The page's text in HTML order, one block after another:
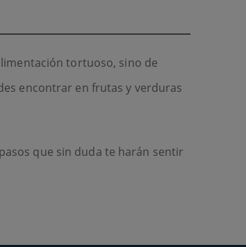
tortuoso, sino de
encontrar en frutas y verduras
que sin duda te harán sentir